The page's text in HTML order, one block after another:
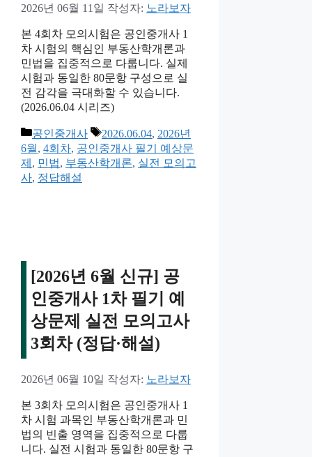
2026년 06월 11일 작성자: 노라보자
본 4회차 모의시험은 공인중개사 1
차 시험의 핵심인 부동산학개론과
민법을 집중적으로 다룹니다. 실제
시험과 동일한 80문항 구성으로 실
전 감각을 극대화할 수 있습니다.
(2026.06.04 시리즈)
카
테
고
리
공인중개사
태
그
2026.06.04, 2026년
6월, 4회차, 공인중개사 필기 예상문
제 , 민법, 부동산학개론, 실전 모의고
사, 정답해설
[2026년 6월 신규] 공
인중개사 1차 필기 예
상문제 실전 모의고사
3회차 (정답·해설)
2026년 06월 10일 작성자: 노라보자
본 3회차 모의시험은 공인중개사 1
차 시험 과목인 부동산학개론과 민
법의 빈출 영역을 집중적으로 다룹
니다. 실전 시험과 동일한 80문항 구